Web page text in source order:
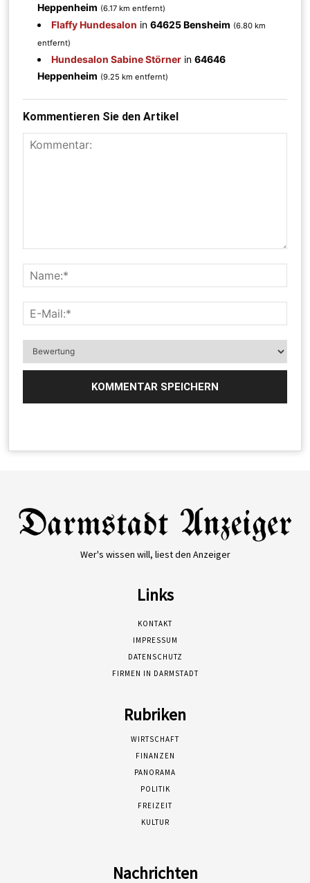
Heppenheim (6.17 km entfernt)
Flaffy Hundesalon in64625 Bensheim (6.80 km
entfernt)
Hundesalon Sabine Störner in64646
Heppenheim (9.25 km entfernt)
Kommentieren Sie den Artikel
Wer's wissen will, liest den Anzeiger
Links
KONTAKT
IMPRESSUM
DATENSCHUTZ
FIRMEN IN DARMSTADT
Rubriken
WIRTSCHAFT
FINANZEN
PANORAMA
POLITIK
FREIZEIT
KULTUR
Nachrichten